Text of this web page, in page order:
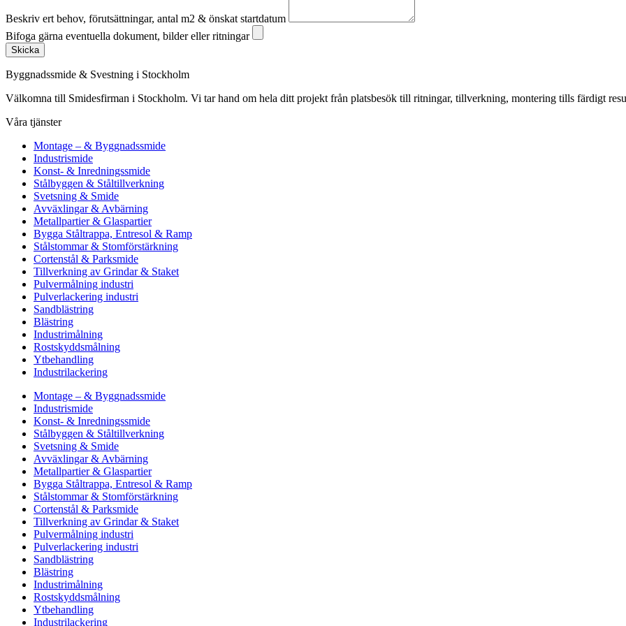
Beskriv ert behov, förutsättningar, antal m2 & önskat startdatum
Bifoga gärna eventuella dokument, bilder eller ritningar
Skicka
Byggnadssmide & Svestning i Stockholm
Välkomna till Smidesfirman i Stockholm. Vi tar hand om hela ditt projekt från platsbesök till ritningar, tillverkning, montering tills färdigt
Våra tjänster
Montage – & Byggnadssmide
Industrismide
Konst- & Inredningssmide
Stålbyggen & Ståltillverkning
Svetsning & Smide
Avväxlingar & Avbärning
Metallpartier & Glaspartier
Bygga Ståltrappa, Entresol & Ramp
Stålstommar & Stomförstärkning
Cortenstål & Parksmide
Tillverkning av Grindar & Staket
Pulvermålning industri
Pulverlackering industri
Sandblästring
Blästring
Industrimålning
Rostskyddsmålning
Ytbehandling
Industrilackering
Montage – & Byggnadssmide
Industrismide
Konst- & Inredningssmide
Stålbyggen & Ståltillverkning
Svetsning & Smide
Avväxlingar & Avbärning
Metallpartier & Glaspartier
Bygga Ståltrappa, Entresol & Ramp
Stålstommar & Stomförstärkning
Cortenstål & Parksmide
Tillverkning av Grindar & Staket
Pulvermålning industri
Pulverlackering industri
Sandblästring
Blästring
Industrimålning
Rostskyddsmålning
Ytbehandling
Industrilackering